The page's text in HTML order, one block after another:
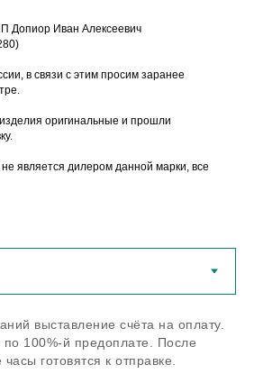
Допиор Иван Алексеевич
в связи с этим просим заранее
оригинальные и прошли
является дилером данной марки, все
выставление счёта на оплату.
100%-й предоплате. После
готовятся к отправке.
- задайте
или в